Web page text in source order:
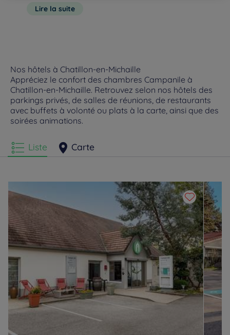
salles de réunion, organisez vos événements professionnels
directement à l’hôtel. Boissons chaudes, pauses sucrées ou
exceptionnels ne sont pas les seuls atouts de la ville, il vous
Lire la suite
Nos hôtels à Chatillon-en-Michaille
Appréciez le confort des chambres Campanile à
Chatillon-en-Michaille. Retrouvez selon nos hôtels des
parkings privés, de salles de réunions, de restaurants
avec buffets à volonté ou plats à la carte, ainsi que des
soirées animations.
Liste Carte